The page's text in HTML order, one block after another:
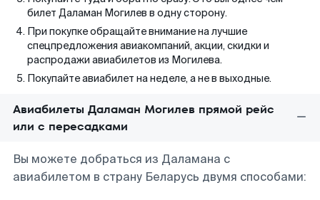
билет Даламан Могилев в одну сторону.
При покупке обращайте внимание на лучшие
спецпредложения авиакомпаний, акции, скидки и
распродажи авиабилетов из Могилева.
Покупайте авиабилет на неделе, а не в выходные.
Авиабилеты Даламан Могилев прямой рейс
или с пересадками
Вы можете добраться из Даламана с
авиабилетом в страну Беларусь двумя способами: